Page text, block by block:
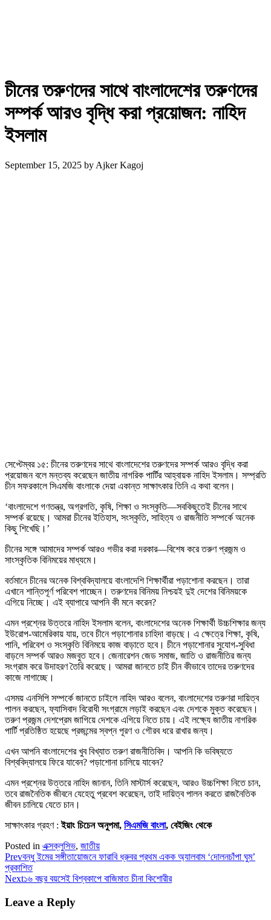
চীনের তরুণদের সাথে বাংলাদেশের তরুণদের
সম্পর্ক আরও বৃদ্ধি করা প্রয়োজন: নাহিদ
ইসলাম
September 15, 2025 by Ajker Kagoj
সেপ্টেম্বর ১৫: চীনের তরুণদের সাথে বাংলাদেশের তরুণদের সম্পর্ক আরও বৃদ্ধি করা
প্রয়োজন বলে মন্তব্য করেছেন জাতীয় নাগরিক পার্টির আহ্বায়ক নাহিদ ইসলাম। সম্প্রতি
চীন সফরকালে সিএমজি বাংলাকে দেয়া একান্ত সাক্ষাৎকার তিনি এ কথা বলেন।
‘বাংলাদেশে গণতন্ত্র, অগ্রগতি, কৃষি, শিক্ষা ও সংস্কৃতি—সবকিছুতেই চীনের সাথে
সম্পর্ক রয়েছে। আমরা চীনের ইতিহাস, সংস্কৃতি, সাহিত্য ও রাজনীতি সম্পর্কে অনেক
কিছু শিখেছি।’
চীনের সঙ্গে আমাদের সম্পর্ক আরও গভীর করা দরকার—বিশেষ করে তরুণ প্রজন্ম ও
সাংস্কৃতিক বিনিময়ের মাধ্যমে।
বর্তমানে চীনের অনেক বিশ্ববিদ্যালয়ে বাংলাদেশি শিক্ষার্থীরা পড়াশোনা করছেন। তারা
এখানে শান্তিপূর্ণ পরিবেশ পাচ্ছেন। তরুণদের বিনিময় নিশ্চয়ই দুই দেশের বিনিময়কে
এগিয়ে নিচ্ছে। এই ব্যাপারে আপনি কী মনে করেন?
এমন প্রশ্নের উত্তরে নাহিদ ইসলাম বলেন, বাংলাদেশের অনেক শিক্ষার্থী উচ্চশিক্ষার জন্য
ইউরোপ-আমেরিকায় যায়, তবে চীনে পড়াশোনার চাহিদা বাড়ছে। এ ক্ষেত্রে শিক্ষা, কৃষি,
পানি, পরিবেশ ও সংস্কৃতি বিনিময়ে কাজ বাড়াতে হবে। চীনে পড়াশোনার সুযোগ-সুবিধা
বাড়লে সম্পর্ক আরও মজবুত হবে। জেনারেশন জেড সমাজ, জাতি ও রাজনীতির জন্য
সংগ্রাম করে উদাহরণ তৈরি করেছে। আমরা জানতে চাই চীন কীভাবে তাদের তরুণদের
কাজে লাগাচ্ছে।
এসময় এনসিপি সম্পর্কে জানতে চাইলে নাহিদ আরও বলেন, বাংলাদেশের তরুণরা দায়িত্ব
পালন করছেন, ফ্যাসিবাদ বিরোধী সংগ্রামে লড়াই করছেন এবং দেশকে মুক্ত করেছেন।
তরুণ প্রজন্ম দেশপ্রেম জাগিয়ে দেশকে এগিয়ে নিতে চায়। এই লক্ষ্যে জাতীয় নাগরিক
পার্টি প্রতিষ্ঠিত হয়েছে প্রজন্মের স্বপ্ন পূরণ ও গৌরব ধরে রাখার জন্য।
এখন আপনি বাংলাদেশের খুব বিখ্যাত তরুণ রাজনীতিবিদ। আপনি কি ভবিষ্যতে
বিশ্ববিদ্যালয়ে ফিরে যাবেন? পড়াশোনা চালিয়ে যাবেন?
এমন প্রশ্নের উত্তরে নাহিদ জানান, তিনি মাস্টার্স করেছেন, আরও উচ্চশিক্ষা নিতে চান,
তবে রাজনৈতিক জীবনে যেহেতু প্রবেশ করেছেন, তাই দায়িত্ব পালন করতে রাজনৈতিক
জীবন চালিয়ে যেতে চান।
সাক্ষাৎকার গ্রহণ :ইয়াং চিচেন অনুপমা, সিএমজি বাংলা, বেইজিং থেকে
Posted in এক্সক্লুসিভ, জাতীয়
Prevবন্ধু ইমের সঙ্গীতায়োজনে ফারাবি ধ্রুবর প্রথম একক অ্যালবাম ‘দোলনচাঁপা ঘুম’
প্রকাশিত
Next১৬ বছর বয়সেই বিশ্বকাপে বাজিমাত চীনা কিশোরীর
Leave a Reply